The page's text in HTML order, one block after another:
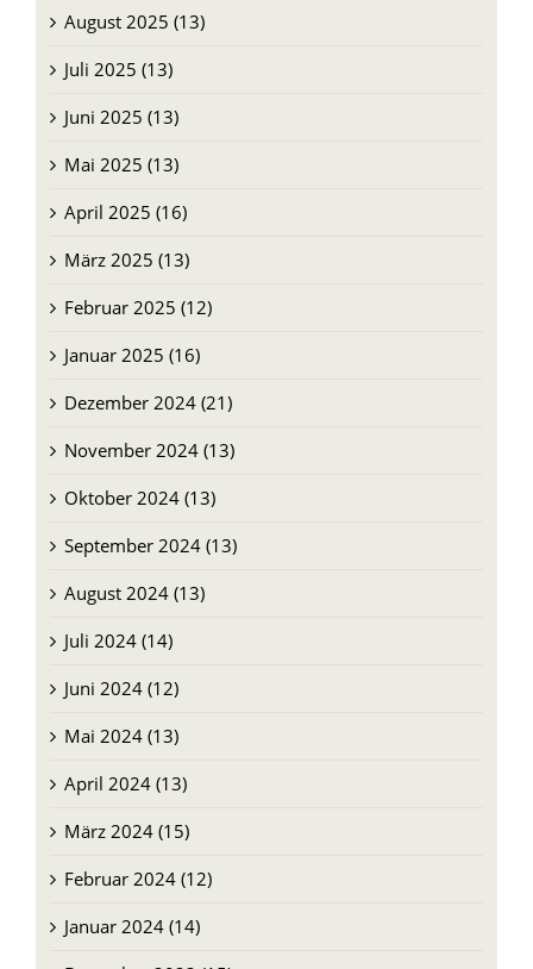
September 2025 (13)
August 2025 (13)
Juli 2025 (13)
Juni 2025 (13)
Mai 2025 (13)
April 2025 (16)
März 2025 (13)
Februar 2025 (12)
Januar 2025 (16)
Dezember 2024 (21)
November 2024 (13)
Oktober 2024 (13)
September 2024 (13)
August 2024 (13)
Juli 2024 (14)
Juni 2024 (12)
Mai 2024 (13)
April 2024 (13)
März 2024 (15)
Februar 2024 (12)